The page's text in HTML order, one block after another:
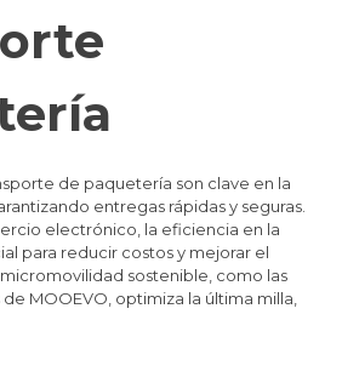
de paquetería son clave en la
entregas rápidas y seguras.
electrónico, la eficiencia en la
para reducir costos y mejorar el
sostenible, como las
MOOEVO, optimiza la última milla,